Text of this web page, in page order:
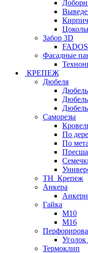
Забор 3D
FADOS
Фасадные
КРЕПЕЖ
Дюбеля
Саморезы
По
По
ТН_Крепеж
Анкера
Гайка
М10
М16
Уголок
Термоклип